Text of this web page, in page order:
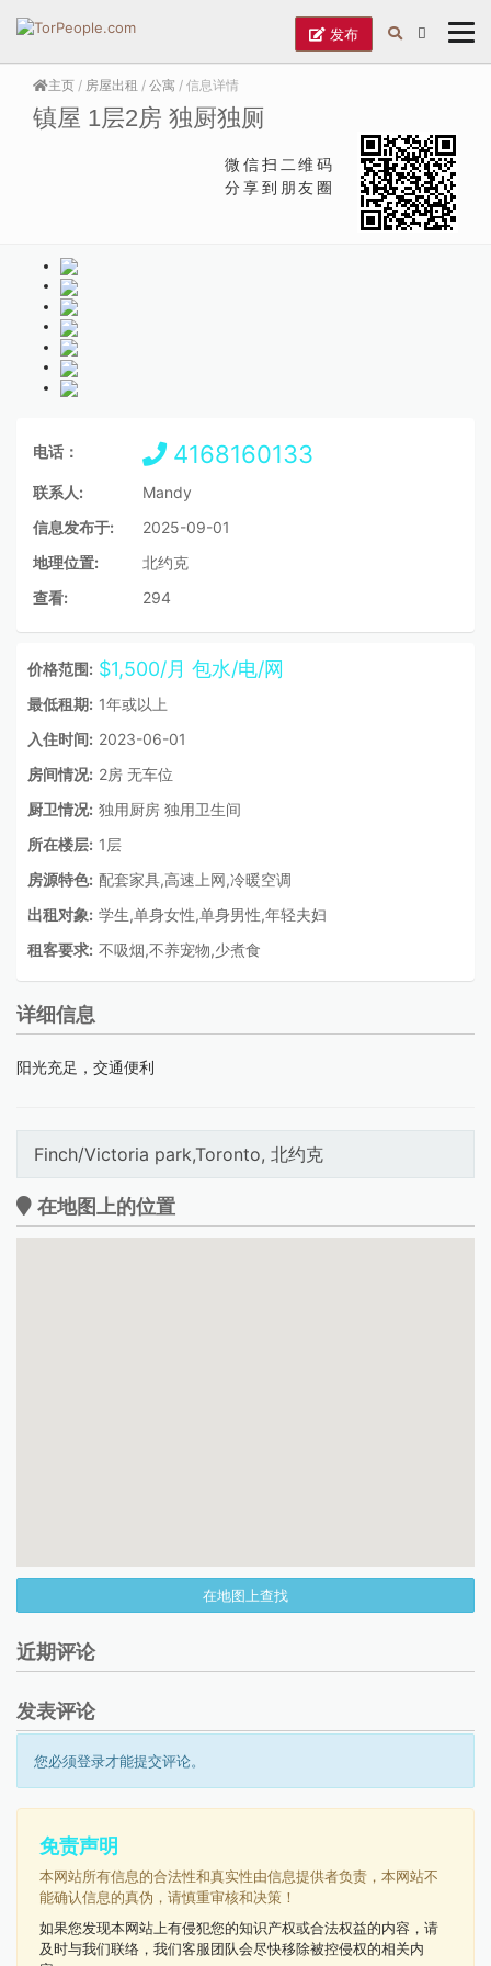
发布
主页 / 房屋出租 / 公寓 / 信息详情
镇屋 1层2房 独厨独厕
微信扫二维码
分享到朋友圈
电话： 4168160133
联系人:
Mandy
信息发布于:
2025-09-01
地理位置:
北约克
查看:
294
价格范围: $1,500/月 包水/电/网
最低租期: 1年或以上
入住时间: 2023-06-01
房间情况: 2房 无车位
厨卫情况: 独用厨房 独用卫生间
所在楼层: 1层
房源特色: 配套家具,高速上网,冷暖空调
出租对象: 学生,单身女性,单身男性,年轻夫妇
租客要求: 不吸烟,不养宠物,少煮食
详细信息
阳光充足，交通便利
Finch/Victoria park,Toronto, 北约克
在地图上的位置
在地图上查找
近期评论
发表评论
您必须登录才能提交评论。
免责声明
本网站所有信息的合法性和真实性由信息提供者负责，本网站不
能确认信息的真伪，请慎重审核和决策！
如果您发现本网站上有侵犯您的知识产权或合法权益的内容，请
及时与我们联络，我们客服团队会尽快移除被控侵权的相关内